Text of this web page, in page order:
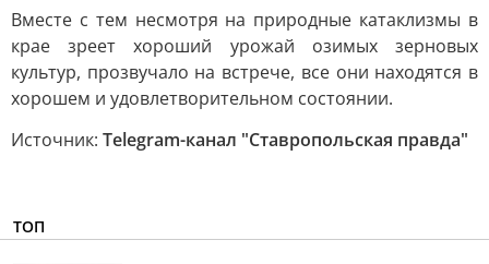
Вместе с тем несмотря на природные катаклизмы в
крае зреет хороший урожай озимых зерновых
культур, прозвучало на встрече, все они находятся в
хорошем и удовлетворительном состоянии.
Источник: Telegram-канал "Ставропольская правда"
ТОП